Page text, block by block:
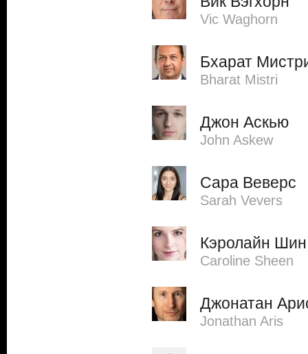
Vic Waghorn
Бхарат
Bharat Mistri
Джон Аскью
John Askew
Сара Веверс
Sarah Vevers
Кэролайн Шин
Caroline Sheen
Джонатан
Jonathan Aris